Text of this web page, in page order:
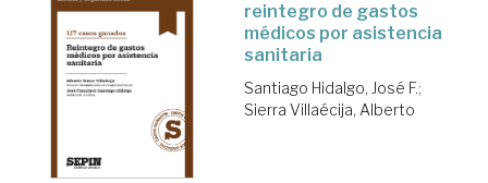
reintegro de gastos
médicos por asistencia
sanitaria
Santiago Hidalgo, José F.;
Sierra Villaécija, Alberto